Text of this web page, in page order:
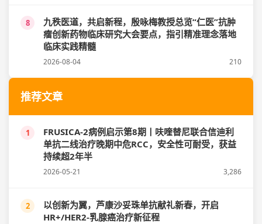
8
九秩医道，共启新程，殷咏梅教授总览“仁医”抗肿
瘤创新药物临床研究大会要点，指引精准理念落地
临床实践精髓
2026-08-04 210
推荐文章
1
FRUSICA-2病例启示第8期丨呋喹替尼联合信迪利
单抗二线治疗晚期中危RCC，安全性可耐受，获益
持续超2年半
2026-05-21 3,286
2
以创新为翼，芦康沙妥珠单抗献礼新春，开启
HR+/HER2-乳腺癌治疗新征程